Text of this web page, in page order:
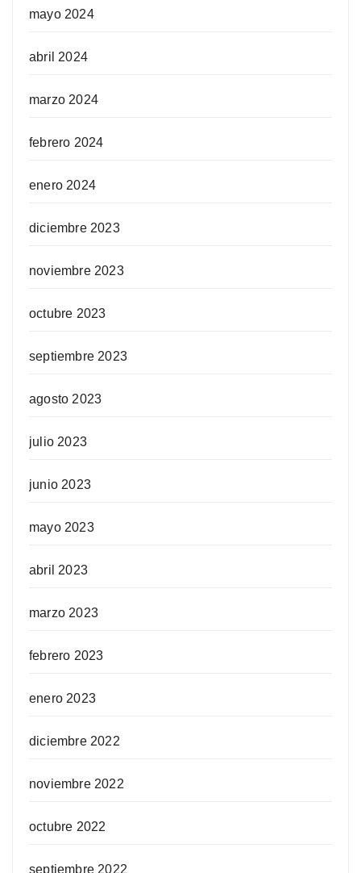
mayo 2024
abril 2024
marzo 2024
febrero 2024
enero 2024
diciembre 2023
noviembre 2023
octubre 2023
septiembre 2023
agosto 2023
julio 2023
junio 2023
mayo 2023
abril 2023
marzo 2023
febrero 2023
enero 2023
diciembre 2022
noviembre 2022
octubre 2022
septiembre 2022